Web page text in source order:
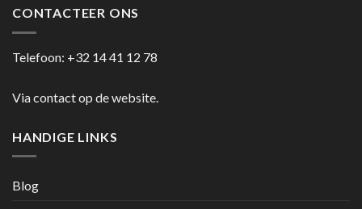
CONTACTEER ONS
Telefoon: +32 14 41 12 78
Via contact op de website.
HANDIGE LINKS
Blog